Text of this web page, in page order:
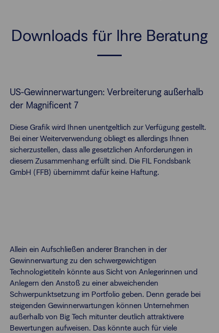
Downloads für Ihre Beratung
US-Gewinnerwartungen: Verbreiterung außerhalb
der Magnificent 7
Diese Grafik wird Ihnen unentgeltlich zur Verfügung gestellt.
Bei einer Weiterverwendung obliegt es allerdings Ihnen
sicherzustellen, dass alle gesetzlichen Anforderungen in
diesem Zusammenhang erfüllt sind. Die FIL Fondsbank
GmbH (FFB) übernimmt dafür keine Haftung.
Allein ein Aufschließen anderer Branchen in der
Gewinnerwartung zu den schwergewichtigen
Technologietiteln könnte aus Sicht von Anlegerinnen und
Anlegern den Anstoß zu einer abweichenden
Schwerpunktsetzung im Portfolio geben. Denn gerade bei
steigenden Gewinnerwartungen können Unternehmen
außerhalb von Big Tech mitunter deutlich attraktivere
Bewertungen aufweisen. Das könnte auch für viele